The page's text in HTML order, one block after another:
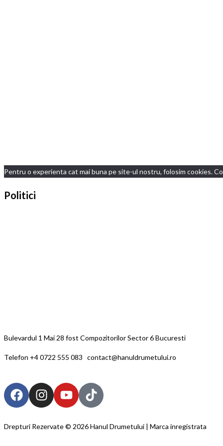
Pentru o experienta cat mai buna pe site-ul nostru, folosim cookies.
Politici
Bulevardul 1 Mai 28 fost Compozitorilor Sector 6 Bucuresti
Telefon +4 0722 555 083 contact@hanuldrumetului.ro
Drepturi Rezervate © 2026 Hanul Drumetului | Marca inregistrata